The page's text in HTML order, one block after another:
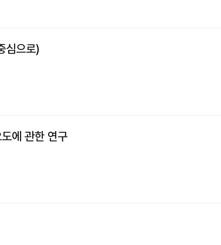
심으로)
에 관한 연구